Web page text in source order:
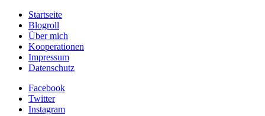
Startseite
Blogroll
Über mich
Kooperationen
Impressum
Datenschutz
Facebook
Twitter
Instagram